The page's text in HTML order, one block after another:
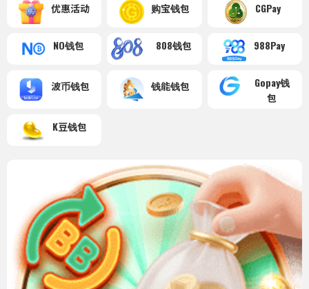
优惠活动 购宝钱包 CGPay
NO钱包 808钱包 988Pay
波币钱包 钱能钱包
Gopay钱
包
K豆钱包